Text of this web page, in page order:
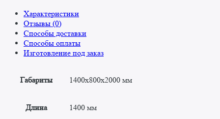
Характеристики
Отзывы (0)
Способы доставки
Способы оплаты
Изготовление под заказ
Габариты 1400x800x2000 мм
Длина 1400 мм